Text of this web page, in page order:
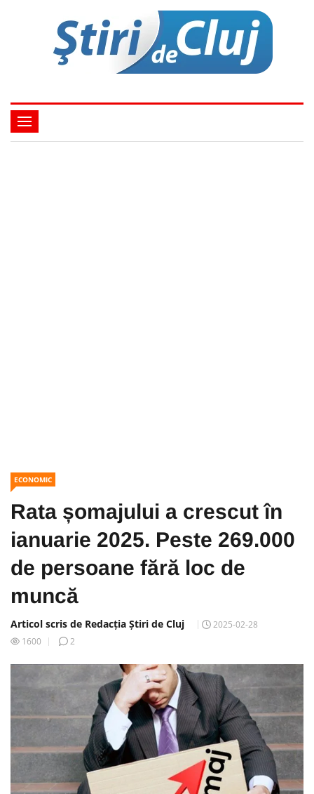
ECONOMIC
Rata șomajului a crescut în
ianuarie 2025. Peste 269.000
de persoane fără loc de
muncă
Articol scris de Redacția Știri de Cluj
2025-02-28
1600
2